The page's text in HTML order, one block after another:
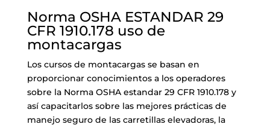
Norma OSHA ESTANDAR 29
CFR 1910.178 uso de
montacargas
Los cursos de montacargas se basan en
proporcionar conocimientos a los operadores
sobre la Norma OSHA estandar 29 CFR 1910.178 y
así capacitarlos sobre las mejores prácticas de
manejo seguro de las carretillas elevadoras, la